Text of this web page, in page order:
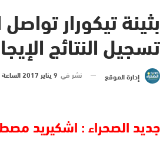
بثينة تيكورار
تسجيل النتائج
إدارة الموقع نشر في 9 يناير 2017 الساعة 11 و 40 دقيقة
جديد الصحراء : اشكيريد